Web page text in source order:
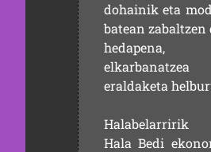
dohainik eta
batean zabaltzen
hedapena,
eraldaketa
Halabelarririk
Hala Bedi